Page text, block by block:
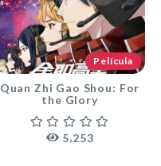
Película
Quan Zhi Gao Shou: For
the Glory
5,253